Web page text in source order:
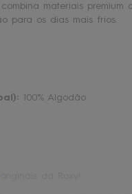
combina materiais
para os dias mais frios.
100% Algodão